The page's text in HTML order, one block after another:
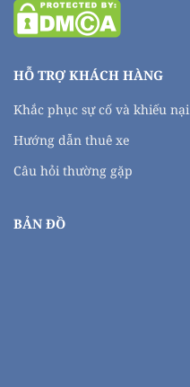
HỖ TRỢ KHÁCH HÀNG
Khắc phục sự cố và khiếu nại
Hướng dẫn thuê xe
Câu hỏi thường gặp
BẢN ĐỒ